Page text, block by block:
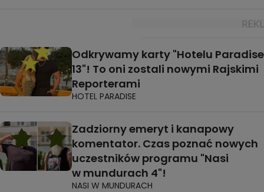
Odkrywamy karty "Hotelu Paradise
13"! To oni zostali nowymi Rajskimi
Reporterami
HOTEL PARADISE
Zadziorny emeryt i kanapowy
komentator. Czas poznać nowych
uczestników programu "Nasi
w mundurach 4"!
NASI W MUNDURACH